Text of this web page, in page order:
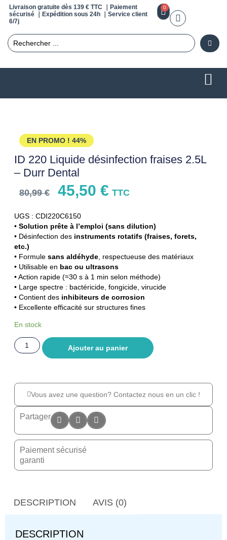
Livraison gratuite dès 139 € TTC ｜Paiement
sécurisé ｜Expédition sous 24h ｜Service client
6/7j
0
EN PROMO ! 44%
ID 220 Liquide désinfection fraises 2.5L
– Durr Dental
80,99€ 45,50 € TTC
UGS : CDI220C6150
• Solution prête à l’emploi (sans dilution)
• Désinfection des instruments rotatifs (fraises, forets,
etc.)
• Formule sans aldéhyde, respectueuse des matériaux
• Utilisable en bac ou ultrasons
• Action rapide (≈30 s à 1 min selon méthode)
• Large spectre : bactéricide, fongicide, virucide
• Contient des inhibiteurs de corrosion
• Excellente efficacité sur structures fines
En stock
Ajouter au panier
Vous avez une question? Contactez nous en un clic !
Partager
Paiement sécurisé
garanti
DESCRIPTION AVIS (0)
DESCRIPTION